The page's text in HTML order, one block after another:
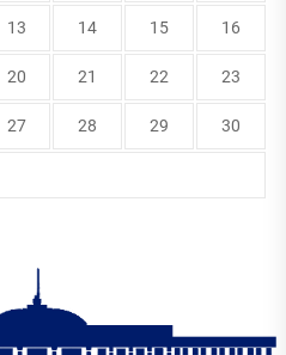
13 14 15 16
20 21 22 23
27 28 29 30